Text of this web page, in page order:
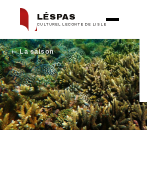
LÉSPAS
CULTUREL LECONTE DE LISLE
← La saison